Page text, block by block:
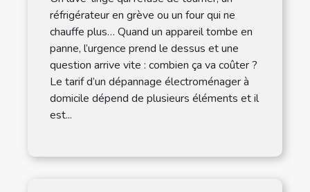
réfrigérateur en grève ou un four qui ne
chauffe plus… Quand un appareil tombe en
panne, l’urgence prend le dessus et une
question arrive vite : combien ça va coûter ?
Le tarif d’un dépannage électroménager à
domicile dépend de plusieurs éléments et il
est...